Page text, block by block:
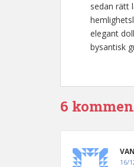
sedan rätt
elegant
bysantisk
6
16/